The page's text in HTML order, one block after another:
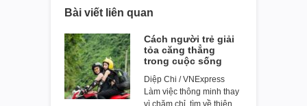
Bài viết liên quan
Cách người trẻ giải
tỏa căng thẳng
trong cuộc sống
Diệp Chi / VNExpress
Làm việc thông minh thay
vì chăm chỉ, tìm về thiên…